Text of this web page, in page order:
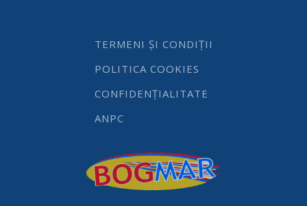
TERMENI ȘI CONDIȚII
POLITICA COOKIES
CONFIDENȚIALITATE
ANPC